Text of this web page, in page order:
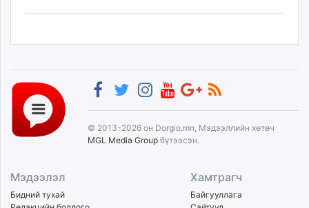
© 2013-2026 он Dorgio.mn, Мэдээллийн хөтөч
MGL Media Group бүтээсэн.
Мэдээлэл
Бидний тухай
Хамтрагч
Байгууллага